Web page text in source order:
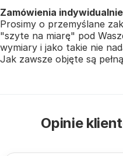
Zamówienia
Prosimy o przemyślane
"szyte na miarę" pod
wymiary i jako takie nie
Jak zawsze objęte są
Opinie